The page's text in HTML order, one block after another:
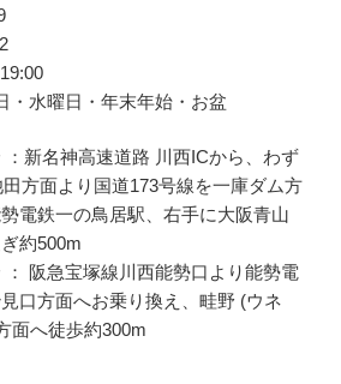
・水曜日・年末年始・お盆
新名神高速道路 川西ICから、わず
方面より国道173号線を一庫ダム方
電鉄一の鳥居駅、右手に大阪青山
約500m
阪急宝塚線川西能勢口より能勢電
口方面へお乗り換え、畦野 (ウネ
面へ徒歩約300m